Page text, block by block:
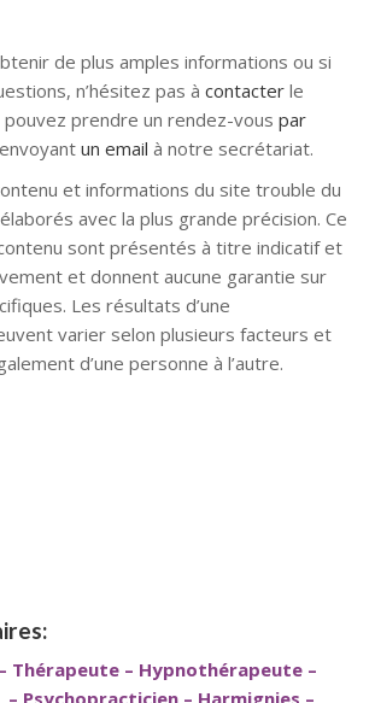
de plus amples informations ou si
n’hésitez pas à contacter le
prendre un rendez-vous par
un email à notre secrétariat.
et informations du site trouble du
avec la plus grande précision. Ce
sont présentés à titre indicatif et
et donnent aucune garantie sur
Les résultats d’une
varier selon plusieurs facteurs et
d’une personne à l’autre.
Thérapeute – Hypnothérapeute –